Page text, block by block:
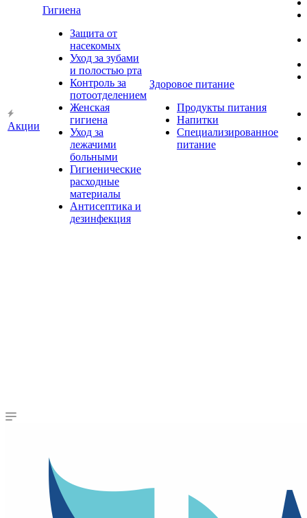
Акции
Гигиена
Защита от
насекомых
Уход за зубами
и полостью рта
Контроль за
потоотделением
Женская
гигиена
Уход за
лежачими
больными
Гигиенические
расходные
материалы
Антисептика и
дезинфекция
Здоровое питание
Продукты питания
Напитки
Специализированное
питание